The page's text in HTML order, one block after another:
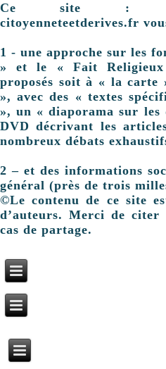
Ce site : https://
citoyenneteetderives.fr
1 - une approche sur les
» et le « Fait
proposés soit à « la carte
», avec des « textes
», un « diaporama sur les
DVD décrivant les
nombreux débats
2 – et des informations
général (près de trois
©Le contenu de ce site
d’auteurs. Merci de
cas de partage.